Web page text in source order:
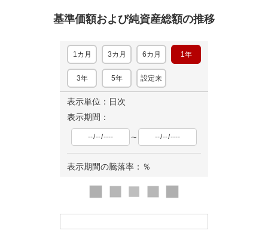
基準価額および純資産総額の推移
1カ月 3カ月 6カ月 1年
3年 5年 設定来
表示単位：日次
表示期間：
～
表示期間の騰落率： ％